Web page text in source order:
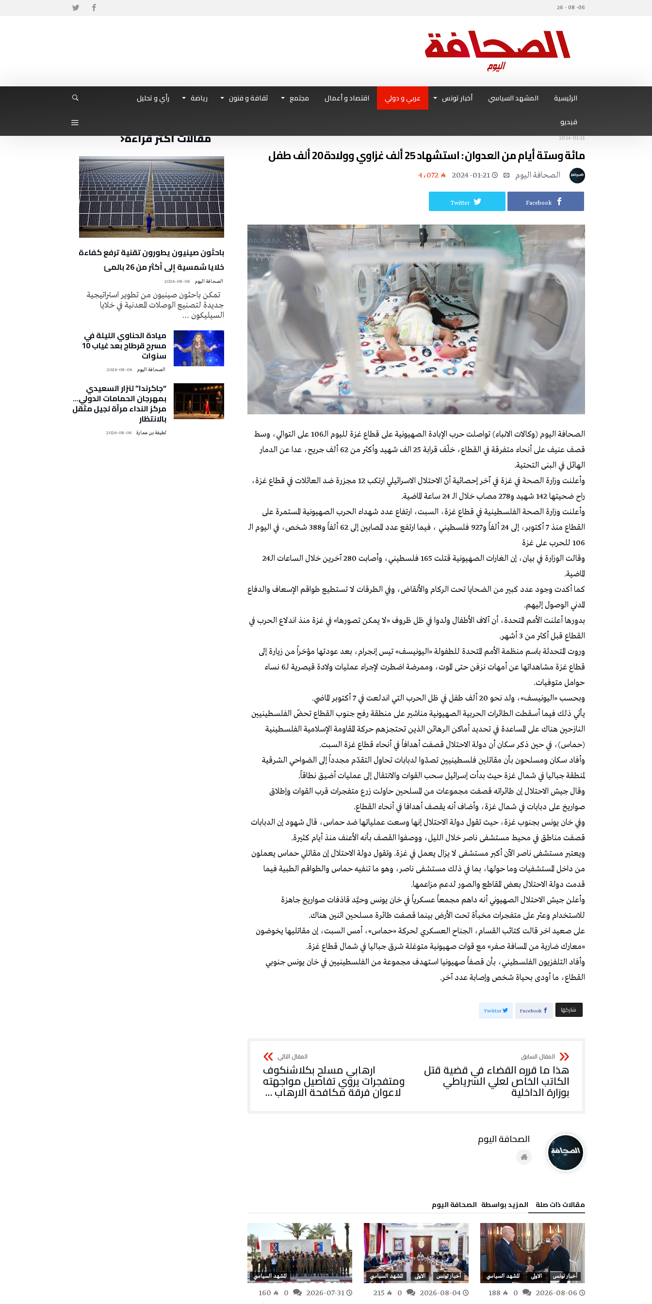
06- 08 - 26
الرئيسية المشهد السياسي أخبار تونس عربي و دولي اقتصاد و أعمال مجتمع ثقافة و فنون رياضة
رأي و تحليل
فيديو
2024-01-21
مائة وستة أيام من العدوان : استشهاد 25 ألف غزاوي وولادة 20 ألف طفل
2024-01-21 4٬072
Facebook
Twitter
الصحافة اليوم (وكالات الانباء) تواصلت حرب الإبادة الصهيونية على قطاع غزة لليوم الـ106 على التوالي، وسط
قصف عنيف على أنحاء متفرقة في القطاع، خلّف قرابة 25 الف شهيد وأكثر من 62 ألف جريح، عدا عن الدمار
الهائل في البنى التحتية.
وأعلنت وزارة الصحة في غزة في آخر إحصائية أنّ الاحتلال الاسرائيلي ارتكب 12 مجزرة ضد العائلات في قطاع غزة،
راح ضحيتها 142 شهيد و278 مصاب خلال الـ 24 ساعة الماضية.
وأعلنت وزارة الصحة الفلسطينية في قطاع غزة، السبت، ارتفاع عدد شهداء الحرب الصهيونية المستمرة على
القطاع منذ 7 أكتوبر، إلى 24 ألفاً و927 فلسطيني ، فيما ارتفع عدد المصابين إلى 62 ألفاً و388 شخص، في اليوم الـ
106 للحرب على غزة
وقالت الوزارة في بيان، إن الغارات الصهيونية قتلت 165 فلسطيني، وأصابت 280 آخرين خلال الساعات الـ24
الماضية.
كما أكدت وجود عدد كبير من الضحايا تحت الركام والأنقاض، وفي الطرقات لا تستطيع طواقم الإسعاف والدفاع
المدني الوصول إليهم.
بدورها أعلنت الأمم المتحدة، أن آلاف الأطفال ولدوا في ظل ظروف «لا يمكن تصورها» في غزة منذ اندلاع الحرب في
القطاع قبل أكثر من 3 أشهر.
وروت المتحدثة باسم منظمة الأمم المتحدة للطفولة «اليونيسف» تيس إنجرام، بعد عودتها مؤخراً من زيارة إلى
قطاع غزة مشاهداتها عن أمهات نزفن حتى الموت، وممرضة اضطرت لإجراء عمليات ولادة قيصرية لـ6 نساء
حوامل متوفيات.
وبحسب «اليونيسف»، ولد نحو 20 ألف طفل في ظل الحرب التي اندلعت في 7 أكتوبر الماضي.
يأتي ذلك فيما أسقطت الطائرات الحربية الصهيونية مناشير على منطقة ‏رفح جنوب القطاع تحضّ الفلسطينيين
النازحين هناك على ‏المساعدة في تحديد أماكن الرهائن الذين تحتجزهم حركة ‏المقاومة الإسلامية الفلسطينية
(حماس)، في حين ذكر سكان ‏أن دولة الاحتلال قصفت أهدافاً في أنحاء قطاع غزة السبت. ‏
وأفاد سكان ومسلحون بأن مقاتلين فلسطينيين تصدّوا لدبابات ‏تحاول التقدّم مجدداً إلى الضواحي الشرقية
لمنطقة جباليا في ‏شمال غزة حيث بدأت إسرائيل سحب القوات والانتقال إلى ‏عمليات أضيق نطاقاً.‏
وقال جيش الاحتلال إن طائراته قصفت مجموعات من ‏المسلحين حاولت زرع متفجرات قرب القوات وإطلاق
‏صواريخ على دبابات في شمال غزة، وأضاف أنه يقصف ‏أهدافا في أنحاء القطاع.‏
وفي خان يونس بجنوب غزة، حيث تقول دولة الاحتلال إنها وسعت ‏عملياتها ضد حماس، قال شهود إن الدبابات
قصفت مناطق في ‏محيط مستشفى ناصر خلال الليل، ووصفوا القصف بأنه ‏الأعنف منذ أيام كثيرة.‏
ويعتبر مستشفى ناصر الآن أكبر مستشفى لا يزال يعمل في ‏غزة. وتقول دولة الاحتلال إن مقاتلي حماس يعملون
من داخل ‏المستشفيات وما حولها، بما في ذلك مستشفى ناصر، وهو ما ‏تنفيه حماس والطواقم الطبية فيما
قدمت دولة الاحتلال بعض ‏المقاطع والصور لدعم مزاعمها.‏
وأعلن جيش الاحتلال الصهيوني أنه داهم مجمعاً عسكرياً في خان ‏يونس وحيَّد قاذفات صواريخ جاهزة
للاستخدام وعثر على ‏متفجرات مخبأة تحت الأرض بينما قصفت طائرة مسلحين ‏اثنين هناك.‏
على صعيد اخر قالت كتائب القسام، الجناح العسكري لحركة «حماس»، أمس السبت، إن مقاتليها يخوضون
«معارك ضارية من المسافة صفر» مع قوات صهيونية متوغلة شرق جباليا في شمال قطاع غزة.
وأفاد التلفزيون الفلسطيني، بأن قصفاً صهيونيا استهدف مجموعة من الفلسطينيين في خان يونس جنوبي
القطاع، ما أودى بحياة شخص وإصابة عدد آخر.
‫‫ شاركها‬ Facebook
Twitter
هذا ما قرره القضاء في قضية قتل
الكاتب الخاص لعلي السرياطي
بوزارة الداخلية
ارهابي مسلح بكلاشنكوف
ومتفجرات يروي تفاصيل مواجهته
لاعوان فرقة مكافحة الارهاب …
‫مقالات ذات صلة‬ ‫‫المزيد بواسطة‬ ‬ ‭ ‬الصحافة‭ ‬اليوم
أخبار تونس الاولى المشهد السياسي
2026-08-06
188
أخبار تونس الاولى المشهد السياسي
2026-08-04
215
المشهد السياسي
2026-07-31
160
مقالات أكثر قراءة
باحثون صينيون يطورون تقنية ترفع كفاءة
خلايا شمسية إلى أكثر من 26 بالمئ
2026-08-06
تمكن باحثون صينيون من تطوير استراتيجية
جديدة لتصنيع الوصلات المعدنية في خلايا
السيليكون …
ميادة الحناوي الليلة في
مسرح قرطاج بعد غياب 10
سنوات
2026-08-06
“جاكرندا” لنزار السعيدي
بمهرجان الحمامات الدولي…
مركز النداء مرآة لجيل مثقل
بالانتظار
لطيفة بن عمارة 2026-08-06